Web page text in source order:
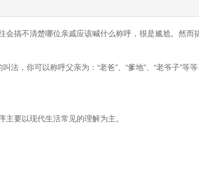
搞不清楚哪位亲戚应该喊什么称呼，很是尴尬。然
，你可以称呼父亲为：“老爸”、“爹地”、“老爷子”等
要以现代生活常见的理解为主。